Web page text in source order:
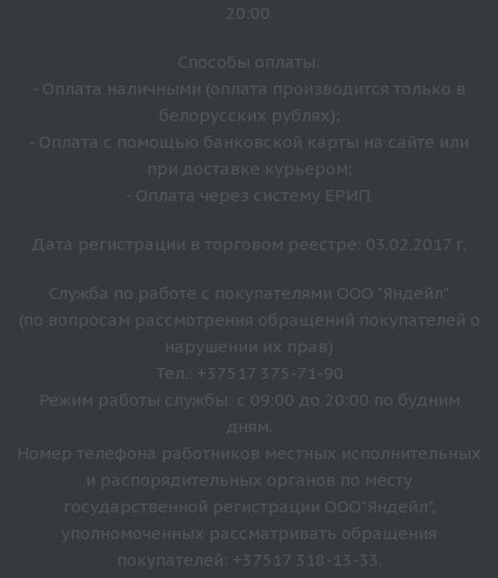
20:00.
Способы оплаты:
- Оплата наличными (оплата производится только в
белорусских рублях);
- Оплата с помощью банковской карты на сайте или
при доставке курьером;
- Оплата через систему ЕРИП.
Дата регистрации в торговом реестре: 03.02.2017 г.
Служба по работе с покупателями ООО "Яндейл"
(по вопросам рассмотрения обращений покупателей о
нарушении их прав)
Тел.: +37517 375-71-90
Режим работы службы: с 09:00 до 20:00 по будним
дням.
Номер телефона работников местных исполнительных
и распорядительных органов по месту
государственной регистрации ООО"Яндейл",
уполномоченных рассматривать обращения
покупателей: +37517 318-13-33.